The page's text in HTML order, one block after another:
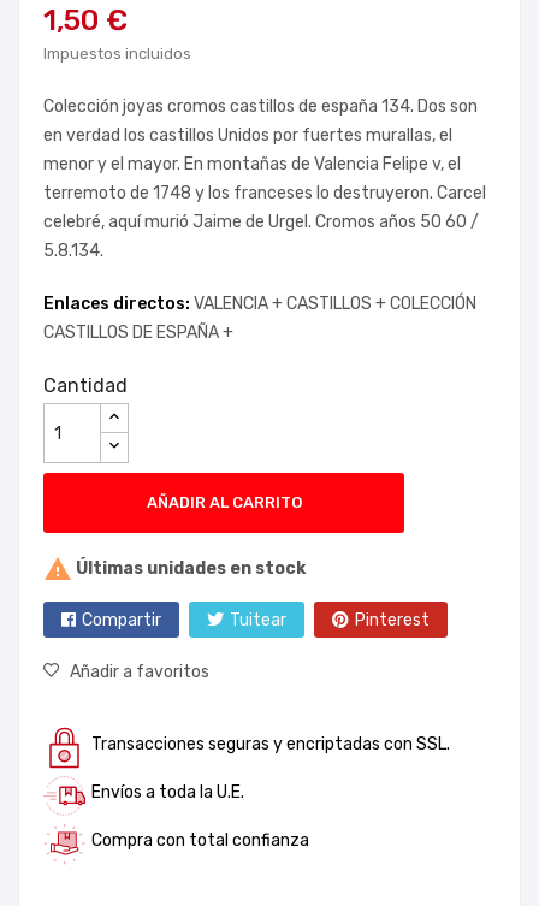
1,50 €
Impuestos incluidos
Colección joyas cromos castillos de españa 134. Dos son
en verdad los castillos Unidos por fuertes murallas, el
menor y el mayor. En montañas de Valencia Felipe v, el
terremoto de 1748 y los franceses lo destruyeron. Carcel
celebré, aquí murió Jaime de Urgel. Cromos años 50 60 /
5.8.134.
Enlaces directos: VALENCIA +CASTILLOS +COLECCIÓN
CASTILLOS DE ESPAÑA +
Cantidad
AÑADIR AL CARRITO
 Últimas unidades en stock
Compartir Tuitear Pinterest
Añadir a favoritos
Transacciones seguras y encriptadas con SSL.
Envíos a toda la U.E.
Compra con total confianza